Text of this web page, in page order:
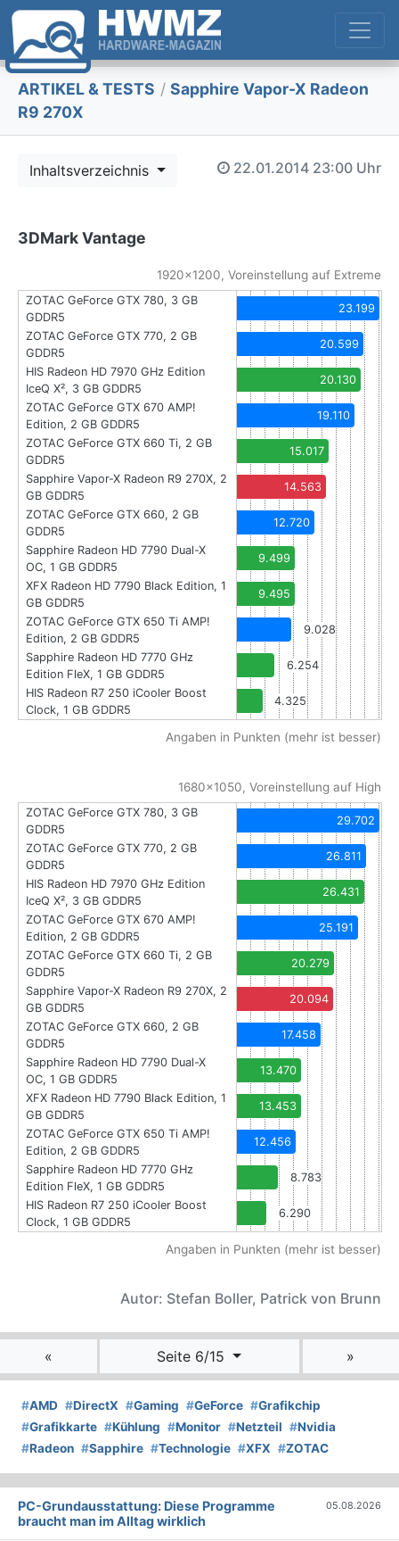
ARTIKEL & TESTS / Sapphire Vapor-X Radeon
R9 270X
Inhaltsverzeichnis 22.01.2014 23:00 Uhr
3DMark Vantage
1920x1200, Voreinstellung auf Extreme
ZOTAC GeForce GTX 780, 3 GB
GDDR5
23.199
ZOTAC GeForce GTX 770, 2 GB
GDDR5
20.599
HIS Radeon HD 7970 GHz Edition
IceQ X², 3 GB GDDR5
20.130
ZOTAC GeForce GTX 670 AMP!
Edition, 2 GB GDDR5
19.110
ZOTAC GeForce GTX 660 Ti, 2 GB
GDDR5
15.017
Sapphire Vapor-X Radeon R9 270X, 2
GB GDDR5
14.563
ZOTAC GeForce GTX 660, 2 GB
GDDR5
12.720
Sapphire Radeon HD 7790 Dual-X
OC, 1 GB GDDR5
9.499
XFX Radeon HD 7790 Black Edition, 1
GB GDDR5
9.495
ZOTAC GeForce GTX 650 Ti AMP!
Edition, 2 GB GDDR5
9.028
Sapphire Radeon HD 7770 GHz
Edition FleX, 1 GB GDDR5
6.254
HIS Radeon R7 250 iCooler Boost
Clock, 1 GB GDDR5
4.325
Angaben in Punkten (mehr ist besser)
1680x1050, Voreinstellung auf High
ZOTAC GeForce GTX 780, 3 GB
GDDR5
29.702
ZOTAC GeForce GTX 770, 2 GB
GDDR5
26.811
HIS Radeon HD 7970 GHz Edition
IceQ X², 3 GB GDDR5
26.431
ZOTAC GeForce GTX 670 AMP!
Edition, 2 GB GDDR5
25.191
ZOTAC GeForce GTX 660 Ti, 2 GB
GDDR5
20.279
Sapphire Vapor-X Radeon R9 270X, 2
GB GDDR5
20.094
ZOTAC GeForce GTX 660, 2 GB
GDDR5
17.458
Sapphire Radeon HD 7790 Dual-X
OC, 1 GB GDDR5
13.470
XFX Radeon HD 7790 Black Edition, 1
GB GDDR5
13.453
ZOTAC GeForce GTX 650 Ti AMP!
Edition, 2 GB GDDR5
12.456
Sapphire Radeon HD 7770 GHz
Edition FleX, 1 GB GDDR5
8.783
HIS Radeon R7 250 iCooler Boost
Clock, 1 GB GDDR5
6.290
Angaben in Punkten (mehr ist besser)
Autor: Stefan Boller, Patrick von Brunn
« Seite 6/15 »
#AMD #DirectX #Gaming #GeForce #Grafikchip
#Grafikkarte #Kühlung #Monitor #Netzteil #Nvidia
#Radeon #Sapphire #Technologie #XFX #ZOTAC
PC-Grundausstattung: Diese Programme
braucht man im Alltag wirklich
05.08.2026